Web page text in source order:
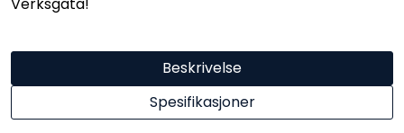
Beskrivelse
Spesifikasjoner